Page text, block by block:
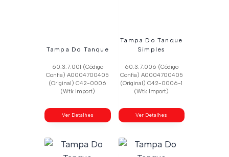
Tampa Do Tanque
60.3.7.001 (Código
Confia) A0004700405
(Original) C42-0006
(Wtk Import)
Ver Detalhes
Tampa Do Tanque
Simples
60.3.7.006 (Código
Confia) A0004700405
(Original) C42-0006-1
(Wtk Import)
Ver Detalhes